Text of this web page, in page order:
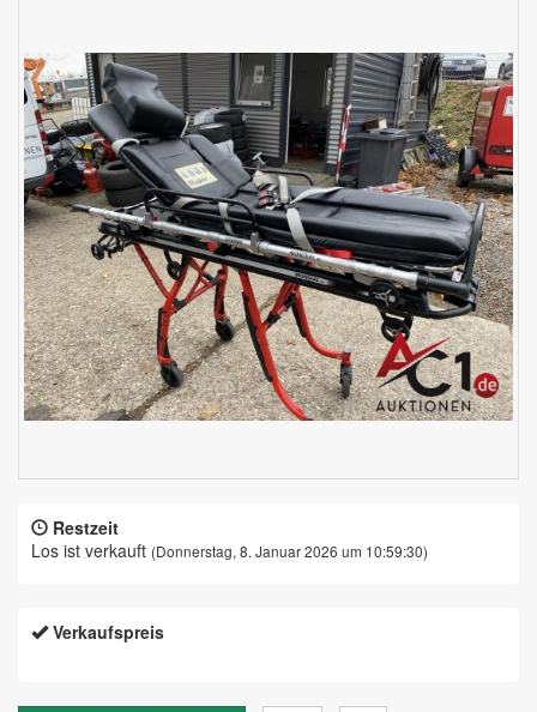
Restzeit
Los ist verkauft (Donnerstag, 8. Januar 2026 um 10:59:30)
Verkaufspreis